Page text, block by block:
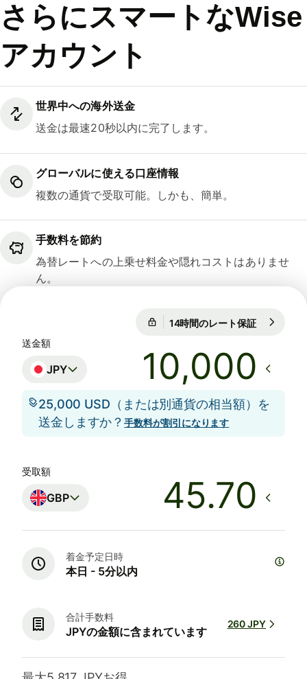
さらにスマートなWise
アカウント
世界中への海外送金
送金は最速20秒以内に完了します。
グローバルに使える口座情報
複数の通貨で受取可能。しかも、簡単。
手数料を節約
為替レートへの上乗せ料金や隠れコストはありませ
ん。
14時間のレート保証
送金額
JPY
25,000 USD（または別通貨の相当額）を
送金しますか？手数料が割引になります
受取額
GBP
着金予定日時
本日 - 5分以内
合計手数料
JPYの金額に含まれています
260 JPY